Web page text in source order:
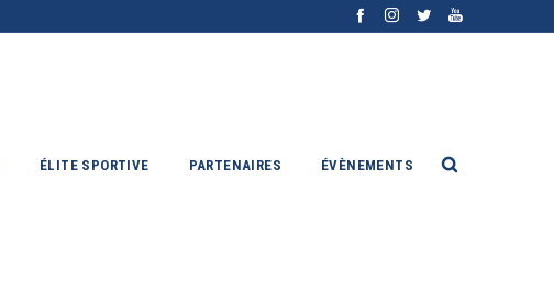
ÉLITE SPORTIVE PARTENAIRES ÉVÈNEMENTS